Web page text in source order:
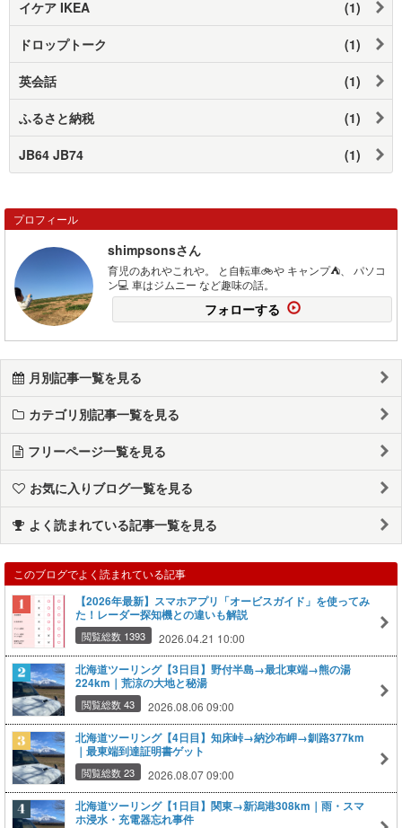
イケア IKEA (1)
ドロップトーク (1)
英会話 (1)
ふるさと納税 (1)
JB64 JB74 (1)
プロフィール
shimpsonsさん
育児のあれやこれや。 と自転車🚲や キャンプ⛺️、 パソコ
ン💻 車はジムニー など趣味の話。
フォローする
月別記事一覧を見る
カテゴリ別記事一覧を見る
フリーページ一覧を見る
お気に入りブログ一覧を見る
よく読まれている記事一覧を見る
このブログでよく読まれている記事
【2026年最新】スマホアプリ「オービスガイド」を使ってみ
た！レーダー探知機との違いも解説
閲覧総数 1393 2026.04.21 10:00
北海道ツーリング【3日目】野付半島→最北東端→熊の湯
224km｜荒涼の大地と秘湯
閲覧総数 43 2026.08.06 09:00
北海道ツーリング【4日目】知床峠→納沙布岬→釧路377km
｜最東端到達証明書ゲット
閲覧総数 23 2026.08.07 09:00
北海道ツーリング【1日目】関東→新潟港308km｜雨・スマ
ホ浸水・充電器忘れ事件